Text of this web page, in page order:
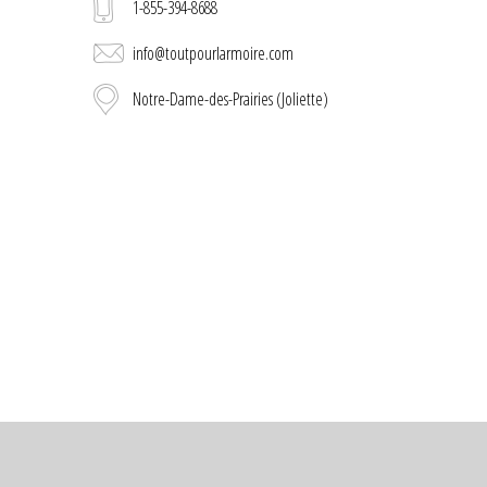
1-855-394-8688
info@toutpourlarmoire.com
Notre-Dame-des-Prairies (Joliette)